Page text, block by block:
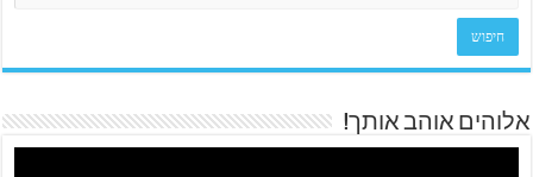
אלוהים אוהב אותך!